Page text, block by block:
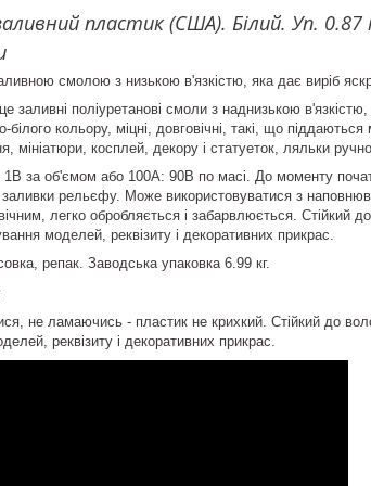
пластик (США). Білий. Уп. 0.87
смолою з низькою в'язкістю, яка дає виріб
поліуретанові смоли з наднизькою
кольору, міцні, довговічні, такі, що
мініатюри, косплей, декору і статуеток, ляльки
за об'ємом або 100A: 90В по масі. До моменту
рельєфу. Може використовуватися з
легко обробляється і забарвлюється. Стійкий
моделей, реквізиту і декоративних прикрас.
репак. Заводська упаковка 6.99 кг.
не ламаючись - пластик не крихкий. Стійкий до
реквізиту і декоративних прикрас.